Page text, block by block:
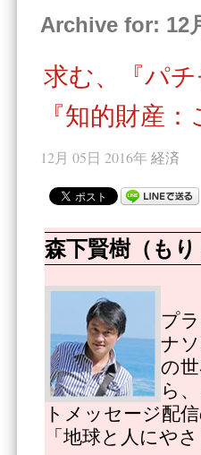
Archive for: 12
求む、『パ
『知的財産
12月 05日 2016年 経済
森下賢樹（もり
プ
ナ
の
ら
トメッセージ配
「地球と人にや